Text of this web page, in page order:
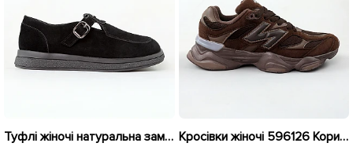
Туфлі жіночі натуральна замша 596142 Чорні Кросівки жіночі 596126 Коричневі